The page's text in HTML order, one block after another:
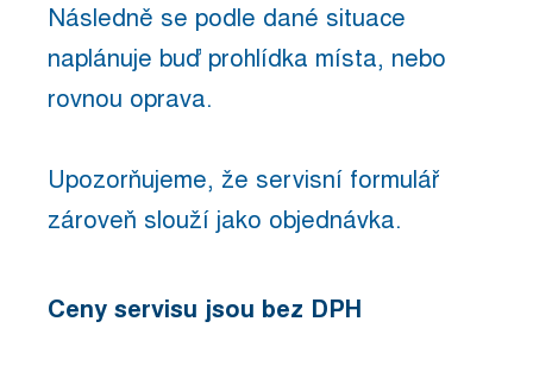
Následně se podle dané situace
naplánuje buď prohlídka místa, nebo
rovnou oprava.
Upozorňujeme, že servisní formulář
zároveň slouží jako objednávka.
Ceny servisu jsou bez DPH